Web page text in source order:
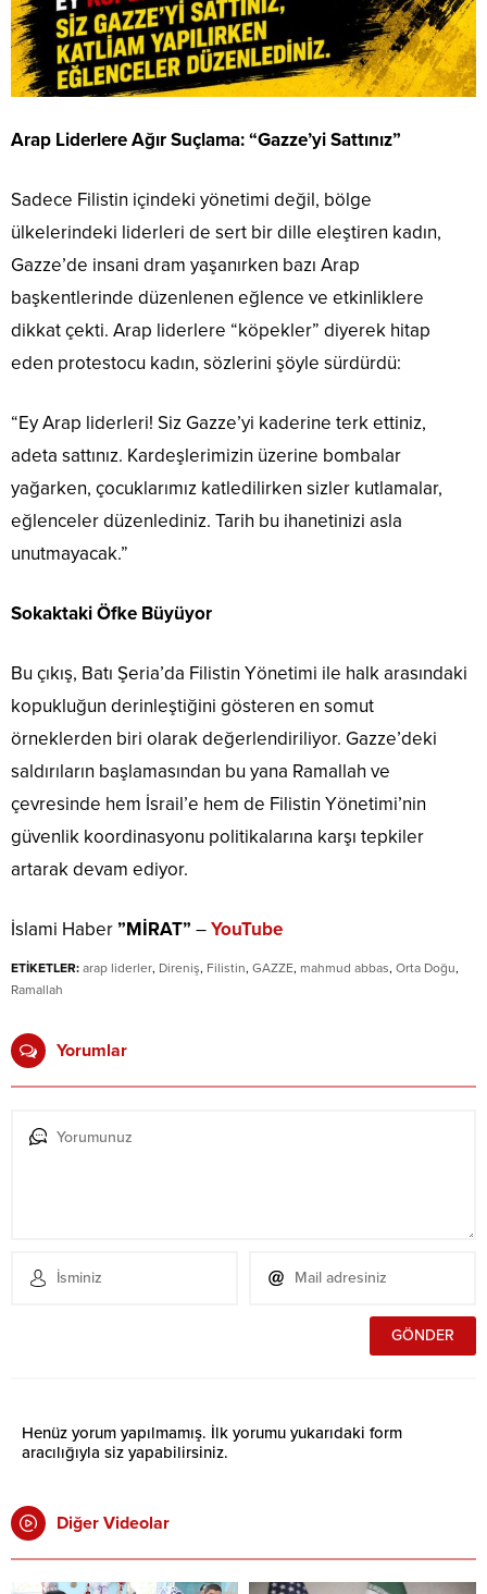
Arap Liderlere Ağır Suçlama: “Gazze’yi Sattınız”
Sadece Filistin içindeki yönetimi değil, bölge
ülkelerindeki liderleri de sert bir dille eleştiren kadın,
Gazze’de insani dram yaşanırken bazı Arap
başkentlerinde düzenlenen eğlence ve etkinliklere
dikkat çekti. Arap liderlere “köpekler” diyerek hitap
eden protestocu kadın, sözlerini şöyle sürdürdü:
“Ey Arap liderleri! Siz Gazze’yi kaderine terk ettiniz,
adeta sattınız. Kardeşlerimizin üzerine bombalar
yağarken, çocuklarımız katledilirken sizler kutlamalar,
eğlenceler düzenlediniz. Tarih bu ihanetinizi asla
unutmayacak.”
Sokaktaki Öfke Büyüyor
Bu çıkış, Batı Şeria’da Filistin Yönetimi ile halk arasındaki
kopukluğun derinleştiğini gösteren en somut
örneklerden biri olarak değerlendiriliyor. Gazze’deki
saldırıların başlamasından bu yana Ramallah ve
çevresinde hem İsrail’e hem de Filistin Yönetimi’nin
güvenlik koordinasyonu politikalarına karşı tepkiler
artarak devam ediyor.
İslami Haber”MİRAT” –YouTube
ETİKETLER: arap liderler, Direniş, Filistin, GAZZE, mahmud abbas, Orta Doğu,
Ramallah
Yorumlar
Henüz yorum yapılmamış. İlk yorumu yukarıdaki form
aracılığıyla siz yapabilirsiniz.
Diğer Videolar